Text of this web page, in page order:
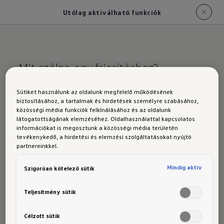
Utólag aktiválható funkciók
Mit szólna egy frissítéshez?
Utólag
aktiválható
funkciók az új T-
Roc modellben
Sütiket használunk az oldalunk megfelelő működésének
biztosításához, a tartalmak és hirdetések személyre szabásához,
közösségi média funkciók felkínálásához és az oldalunk
látogatottságának elemzéséhez. Oldalhasználattal kapcsolatos
információkat is megosztunk a közösségi média területén
tevékenykedő, a hirdetési és elemzési szolgáltatásokat nyújtó
partnereinkkel.
Szigorúan kötelező sütik Mindig aktív
Teljesítmény sütik
Célzott sütik